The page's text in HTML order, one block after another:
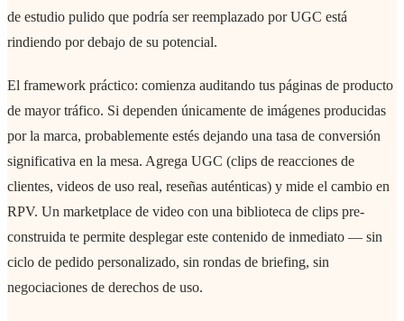
de estudio pulido que podría ser reemplazado por UGC está
rindiendo por debajo de su potencial.
El framework práctico: comienza auditando tus páginas de producto
de mayor tráfico. Si dependen únicamente de imágenes producidas
por la marca, probablemente estés dejando una tasa de conversión
significativa en la mesa. Agrega UGC (clips de reacciones de
clientes, videos de uso real, reseñas auténticas) y mide el cambio en
RPV. Un marketplace de video con una biblioteca de clips pre-
construida te permite desplegar este contenido de inmediato — sin
ciclo de pedido personalizado, sin rondas de briefing, sin
negociaciones de derechos de uso.